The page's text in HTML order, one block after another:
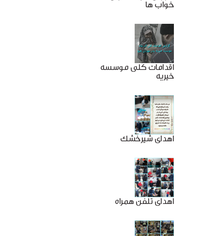
خواب ها
اقدامات کلی موسسه
خیریه
اهدای شیرخشک
اهدای تلفن همراه